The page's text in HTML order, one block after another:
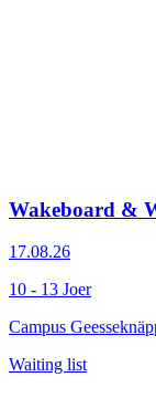
Wakeboard &
17.08.26
10 - 13 Joer
Campus
Waiting list